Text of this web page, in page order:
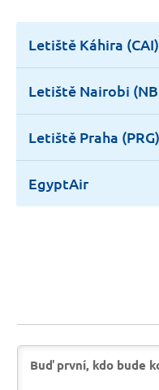
Letiště Káhira (CAI)
Letiště Nairobi
Letiště Praha (PRG)
EgyptAir